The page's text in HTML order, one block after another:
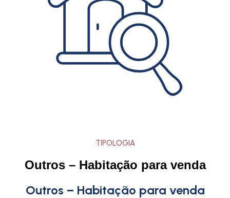
TIPOLOGIA
Outros – Habitação para venda
Outros – Habitação para venda